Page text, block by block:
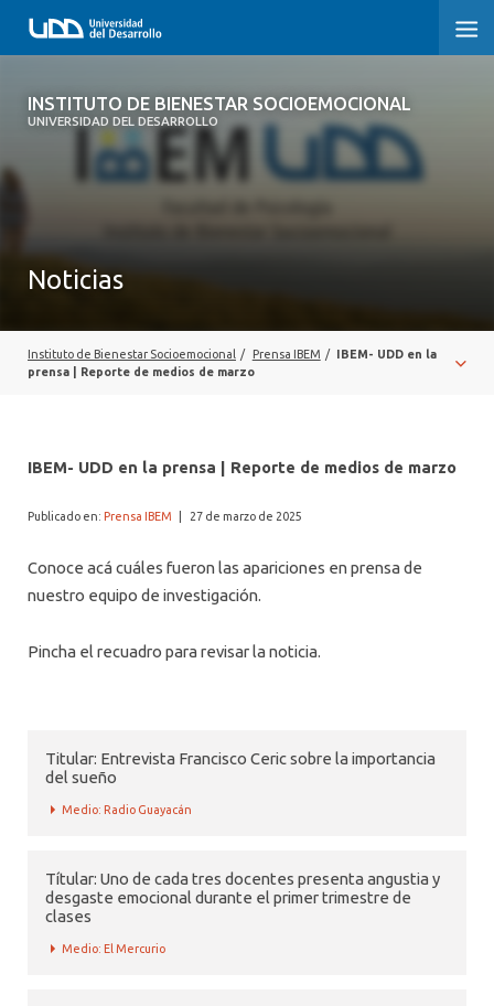
INSTITUTO DE BIENESTAR SOCIOEMOCIONAL
UNIVERSIDAD DEL DESARROLLO
INSTITUTO DE BIENESTAR
SOCIOEMOCIONAL
FORMAR
CONTACTO
Noticias
Instituto de Bienestar Socioemocional / Prensa IBEM / IBEM- UDD en la
prensa | Reporte de medios de marzo
IBEM- UDD en la prensa | Reporte de medios de marzo
Publicado en: Prensa IBEM 27 de marzo de 2025
Conoce acá cuáles fueron las apariciones en prensa de
nuestro equipo de investigación.
Pincha el recuadro para revisar la noticia.
Titular: Entrevista Francisco Ceric sobre la importancia
del sueño
Medio: Radio Guayacán
Títular: Uno de cada tres docentes presenta angustia y
desgaste emocional durante el primer trimestre de
clases
Medio: El Mercurio